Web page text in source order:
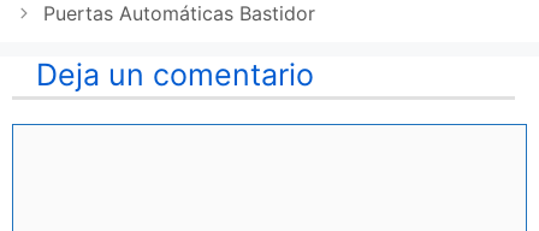
Puertas Automáticas Bastidor
Deja un comentario